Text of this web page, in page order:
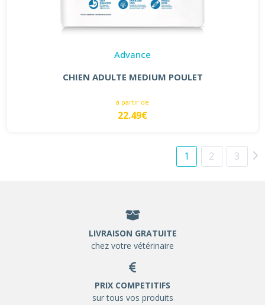
Advance
CHIEN ADULTE MEDIUM POULET
à partir de
22.49€
1 2 3
LIVRAISON GRATUITE
chez votre vétérinaire
PRIX COMPETITIFS
sur tous vos produits